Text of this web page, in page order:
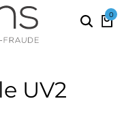
0
UV2